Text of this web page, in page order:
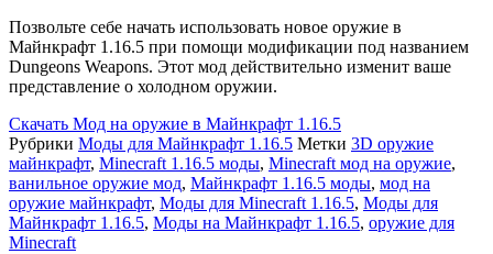
Позвольте себе начать использовать новое оружие в
Майнкрафт 1.16.5 при помощи модификации под названием
Dungeons Weapons. Этот мод действительно изменит ваше
представление о холодном оружии.
Скачать Мод на оружие в Майнкрафт 1.16.5
Рубрики Моды для Майнкрафт 1.16.5 Метки 3D оружие
майнкрафт, Minecraft 1.16.5 моды, Minecraft мод на оружие,
ванильное оружие мод, Майнкрафт 1.16.5 моды, мод на
оружие майнкрафт, Моды для Minecraft 1.16.5, Моды для
Майнкрафт 1.16.5, Моды на Майнкрафт 1.16.5, оружие для
Minecraft